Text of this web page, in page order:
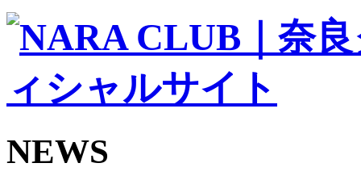
バモス
チアダンススクール
ボランティアチーム「volundeer」
ビクトリーロード
HOMEGAME
観戦ルール＆マナー
Jリーグ運営管理規定
写真・動画使用ガイドライン
NEWS